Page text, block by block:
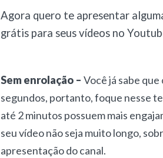
Agora quero te apresentar
grátis para seus vídeos no
Sem enrolação – Você já sabe
segundos, portanto, foque nesse
até 2 minutos possuem mais
seu vídeo não seja muito longo,
apresentação do canal.